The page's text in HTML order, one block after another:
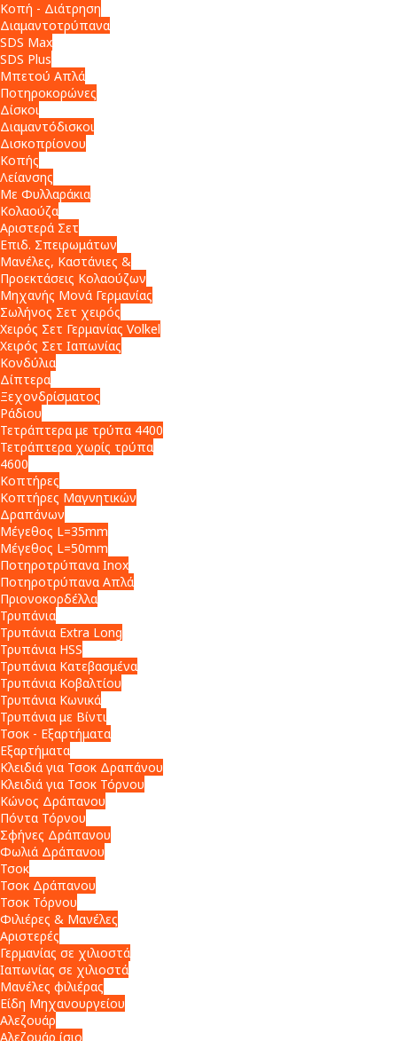
Κοπή - Διάτρηση
Διαμαντοτρύπανα
SDS Max
SDS Plus
Μπετού Απλά
Ποτηροκορώνες
Δίσκοι
Διαμαντόδισκοι
Δισκοπρίονου
Κοπής
Λείανσης
Με Φυλλαράκια
Κολαούζα
Αριστερά Σετ
Επιδ. Σπειρωμάτων
Μανέλες, Καστάνιες &
Προεκτάσεις Κολαούζων
Μηχανής Μονά Γερμανίας
Σωλήνος Σετ χειρός
Χειρός Σετ Γερμανίας Volkel
Χειρός Σετ Ιαπωνίας
Κονδύλια
Δίπτερα
Ξεχονδρίσματος
Ράδιου
Τετράπτερα με τρύπα 4400
Τετράπτερα χωρίς τρύπα
4600
Κοπτήρες
Κοπτήρες Μαγνητικών
Δραπάνων
Μέγεθος L=35mm
Μέγεθος L=50mm
Ποτηροτρύπανα Inox
Ποτηροτρύπανα Απλά
Πριονοκορδέλλα
Τρυπάνια
Τρυπάνια Extra Long
Τρυπάνια HSS
Τρυπάνια Κατεβασμένα
Τρυπάνια Κοβαλτίου
Τρυπάνια Κωνικά
Τρυπάνια με Βίντι
Τσοκ - Εξαρτήματα
Εξαρτήματα
Κλειδιά για Τσοκ Δραπάνου
Κλειδιά για Τσοκ Τόρνου
Κώνος Δράπανου
Πόντα Τόρνου
Σφήνες Δράπανου
Φωλιά Δράπανου
Τσοκ
Τσοκ Δράπανου
Τσοκ Τόρνου
Φιλιέρες & Μανέλες
Αριστερές
Γερμανίας σε χιλιοστά
Ιαπωνίας σε χιλιοστά
Μανέλες φιλιέρας
Είδη Μηχανουργείου
Αλεζουάρ
Αλεζουάρ ίσιο